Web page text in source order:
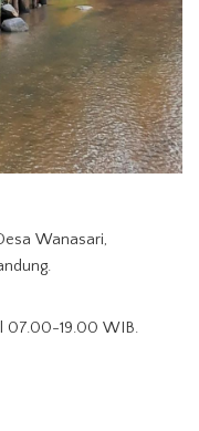
Wanasari,
07.00-19.00 WIB.